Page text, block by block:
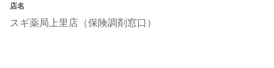
店名
スギ薬局上里店（保険調剤窓口）